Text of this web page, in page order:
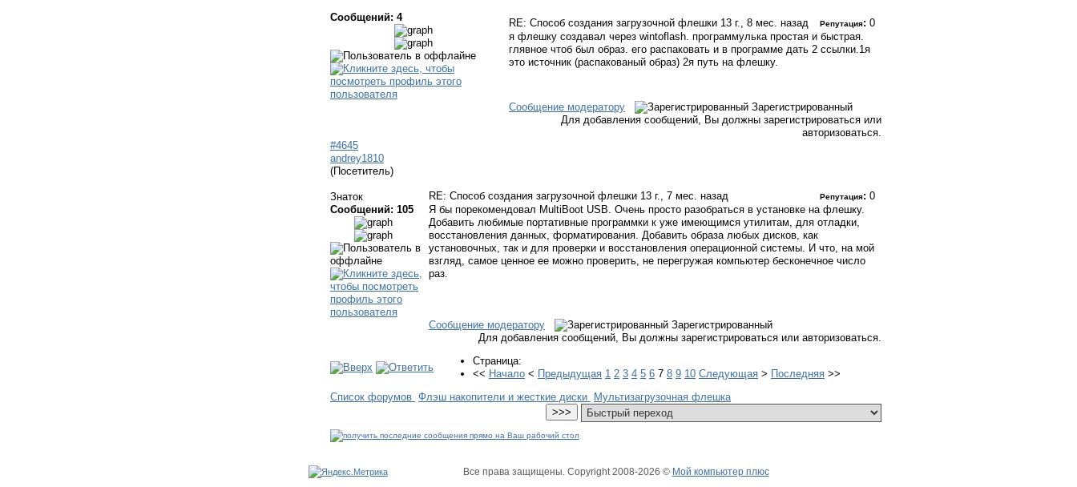
Сообщений: 4 RE: Способ создания загрузочной флешки 13 г., 8 мес. назад Репутация: 0
я флешку создавал через wintoflash. программулька простая и быстрая.
глявное чтоб был образ. его распаковать и в программе дать 2 ссылки.1я
это источник (распакованый образ) 2я путь на флешку.
Сообщение модератору
Зарегистрированный
Для добавления сообщений, Вы должны зарегистрироваться или
авторизоваться.
#4645
andrey1810
(Посетитель)
Знаток
Сообщений: 105
RE: Способ создания загрузочной флешки 13 г., 7 мес. назад Репутация: 0
Я бы порекомендовал MultiBoot USB. Очень просто разобраться в установке на флешку.
Добавить любимые портативные программки к уже имеющимся утилитам, для отладки,
восстановления данных, форматирования. Добавить образа любых дисков, как
установочных, так и для проверки и восстановления операционной системы. И что, на мой
взгляд, самое ценное ее можно проверить, не перегружая компьютер бесконечное число
раз.
Сообщение модератору
Зарегистрированный
Для добавления сообщений, Вы должны зарегистрироваться или авторизоваться.
Страница:
<< Начало < Предыдущая 1 2 3 4 5 6 7 8 9 10 Следующая > Последняя >>
Список форумов Флэш накопители и жесткие диски Мультизагрузочная флешка
Все права защищены. Copyright2008-2026 © Мой компьютер плюс